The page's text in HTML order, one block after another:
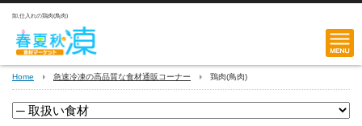
卸,仕入れの鶏肉(鳥肉)
Home 急速冷凍の高品質な食材通販コーナー 鶏肉(鳥肉)